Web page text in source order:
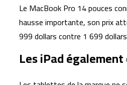
Le MacBook Pro 14 pouces
hausse importante, son prix
999 dollars contre 1 699
Les iPad